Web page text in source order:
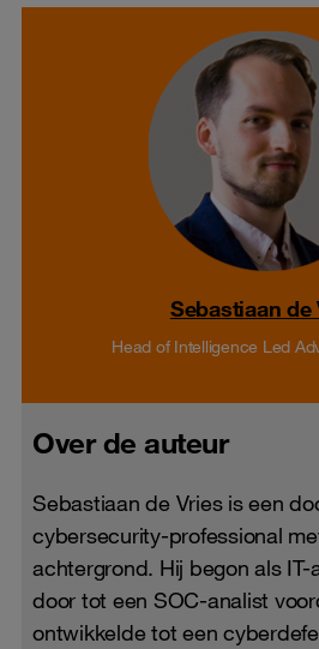
Sebastiaan de
Head of Intelligence Led
Over de auteur
Sebastiaan de Vries is een
cybersecurity-professional
achtergrond. Hij begon als IT-
door tot een SOC-analist
ontwikkelde tot een